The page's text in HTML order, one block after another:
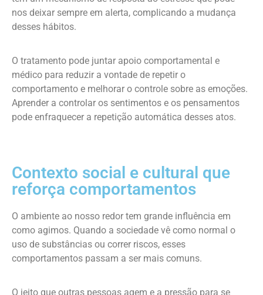
nos deixar sempre em alerta, complicando a mudança
desses hábitos.
O tratamento pode juntar apoio comportamental e
médico para reduzir a vontade de repetir o
comportamento e melhorar o controle sobre as emoções.
Aprender a controlar os sentimentos e os pensamentos
pode enfraquecer a repetição automática desses atos.
Contexto social e cultural que
reforça comportamentos
O ambiente ao nosso redor tem grande influência em
como agimos. Quando a sociedade vê como normal o
uso de substâncias ou correr riscos, esses
comportamentos passam a ser mais comuns.
O jeito que outras pessoas agem e a pressão para se